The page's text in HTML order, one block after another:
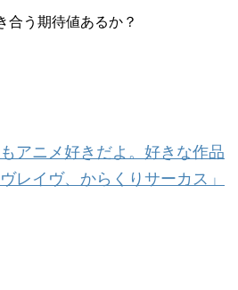
合う期待値あるか？
アニメ好きだよ。好きな作品
レイヴ、からくりサーカス」